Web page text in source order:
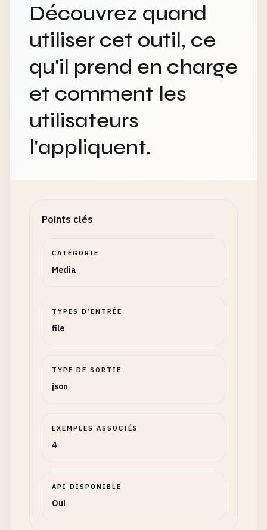
Découvrez quand
utiliser cet outil, ce
qu'il prend en charge
et comment les
utilisateurs
l'appliquent.
Points clés
CATÉGORIE
Media
TYPES D’ENTRÉE
file
TYPE DE SORTIE
json
EXEMPLES ASSOCIÉS
4
API DISPONIBLE
Oui